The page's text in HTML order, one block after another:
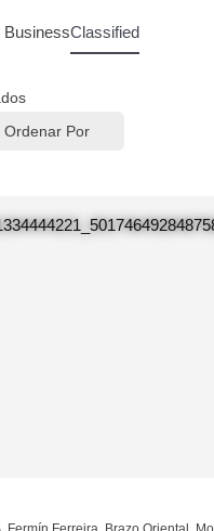
BusinessClassified
Ordenar Por